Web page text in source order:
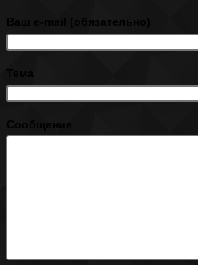
Ваш e-mail (обязательно)